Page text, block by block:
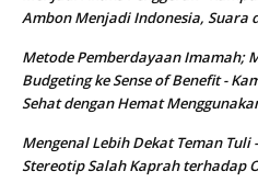
Ambon Menjadi Indonesia, Suara
Metode Pemberdayaan Imamah;
Budgeting ke Sense of Benefit -
Sehat dengan Hemat
Mengenal Lebih Dekat Teman Tuli
Stereotip Salah Kaprah terhadap